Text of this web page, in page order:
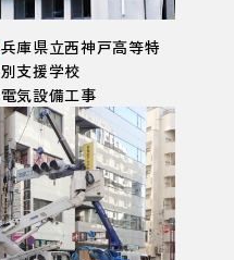
兵庫県立西神戸高等特
別支援学校
電気設備工事